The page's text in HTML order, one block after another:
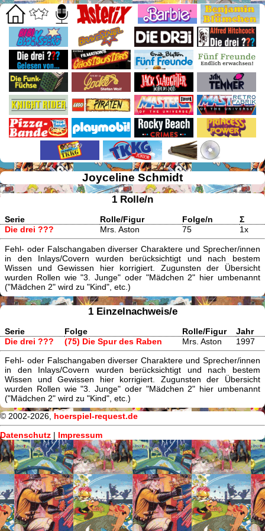
Joyceline Schmidt
1 Rolle/n
Serie Rolle/Figur Folge/n
Σ
Die drei ???
Mrs. Aston 75 1x
Fehl- oder Falschangaben diverser Charaktere und Sprecher/innen
in den Inlays/Covern wurden berücksichtigt und nach bestem
Wissen und Gewissen hier korrigiert. Zugunsten der Übersicht
wurden Rollen wie "3. Junge" oder "Mädchen 2" hier umbenannt
("Mädchen 2" wird zu "Kind", etc.)
1 Einzelnachweis/e
Serie Folge Rolle/Figur
Jahr
Die drei ???
(75) Die Spur des Raben Mrs. Aston 1997
Fehl- oder Falschangaben diverser Charaktere und Sprecher/innen
in den Inlays/Covern wurden berücksichtigt und nach bestem
Wissen und Gewissen hier korrigiert. Zugunsten der Übersicht
wurden Rollen wie "3. Junge" oder "Mädchen 2" hier umbenannt
("Mädchen 2" wird zu "Kind", etc.)
© 2002-2026, hoerspiel-request.de
Datenschutz | Impressum